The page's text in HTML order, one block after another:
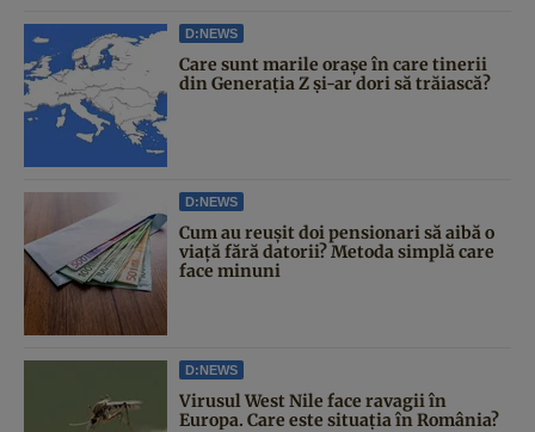
D:NEWS
Care sunt marile orașe în care tinerii
din Generația Z și-ar dori să trăiască?
D:NEWS
Cum au reușit doi pensionari să aibă o
viață fără datorii? Metoda simplă care
face minuni
D:NEWS
Virusul West Nile face ravagii în
Europa. Care este situația în România?